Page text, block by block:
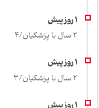
2 سال با پزشکیان/4
2 سال با پزشکیان/3